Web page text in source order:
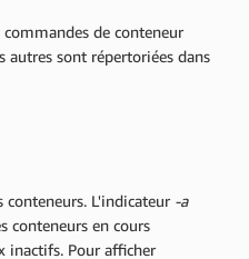
de conteneur
autres sont répertoriées dans
conteneurs. L'indicateur -a
conteneurs en cours
inactifs. Pour afficher